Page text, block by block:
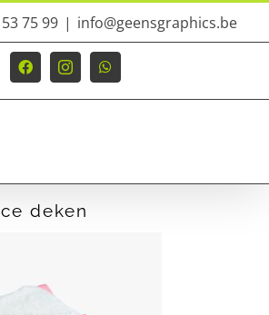
75 99 | info@geensgraphics.be
FacebookInstagramWhatsApp
deken